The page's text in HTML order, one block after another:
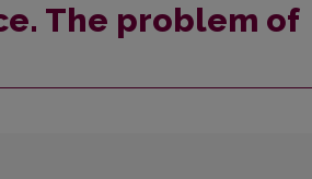
The problem of